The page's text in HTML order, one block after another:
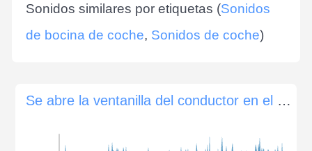
Sonidos similares por etiquetas (Sonidos
de bocina de coche, Sonidos de coche)
Se abre la ventanilla del conductor en el coche.